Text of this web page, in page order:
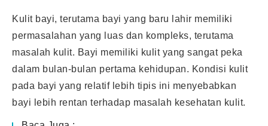
Kulit bayi, terutama bayi yang baru lahir memiliki
permasalahan yang luas dan kompleks, terutama
masalah kulit. Bayi memiliki kulit yang sangat peka
dalam bulan-bulan pertama kehidupan. Kondisi kulit
pada bayi yang relatif lebih tipis ini menyebabkan
bayi lebih rentan terhadap masalah kesehatan kulit.